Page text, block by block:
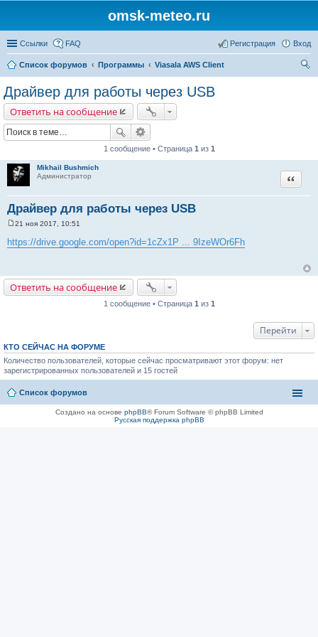
omsk-meteo.ru
Ссылки FAQ Вход
Регистрация
Список форумов Программы
Viasala AWS Client
Драйвер для работы через USB
Ответить на сообщение
1 сообщение • Страница 1 из 1
Mikhail Bushmich
Администратор
Драйвер для работы через USB
Цитата
о
о
н
и
е
21 ноя 2017, 10:51
https://drive.google.com/open?id=1cZx1P ... 9IzeWOr6Fh
Ответить на сообщение
1 сообщение • Страница 1 из 1
Перейти
КТО СЕЙЧАС НА ФОРУМЕ
Количество пользователей, которые сейчас просматривают этот форум: нет
зарегистрированных пользователей и 15 гостей
Список форумов
Создано на основе phpBB® Forum Software © phpBB Limited
Русская поддержка phpBB